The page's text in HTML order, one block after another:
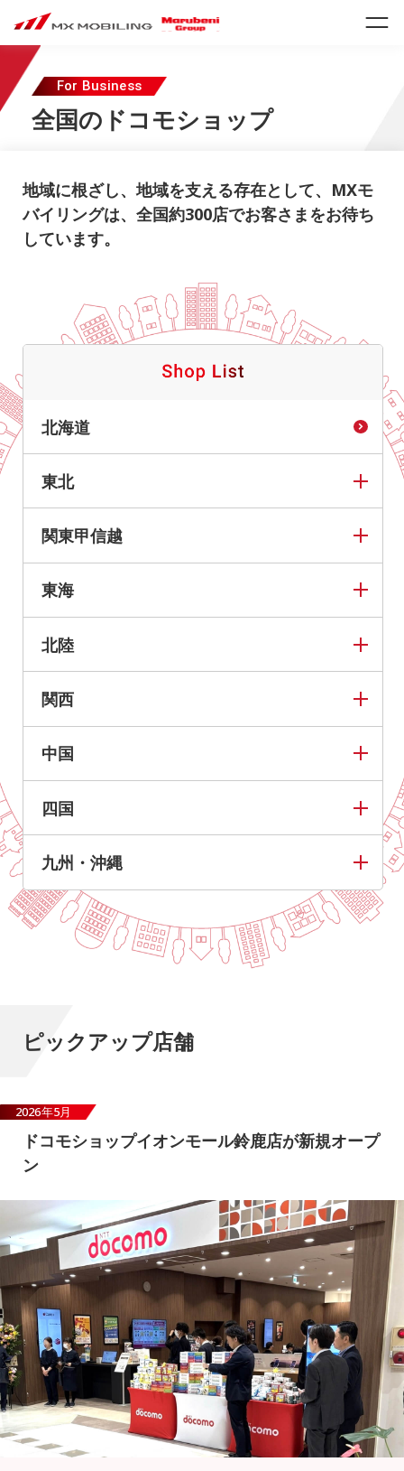
For Business
全国のドコモショップ
地域に根ざし、地域を支える存在として、MXモ
バイリングは、全国約300店でお客さまをお待ち
しています。
北海道
東北
関東甲信越
東海
北陸
関西
中国
四国
九州・沖縄
ピックアップ店舗
2026年5月
ドコモショップイオンモール鈴鹿店が新規オープ
ン